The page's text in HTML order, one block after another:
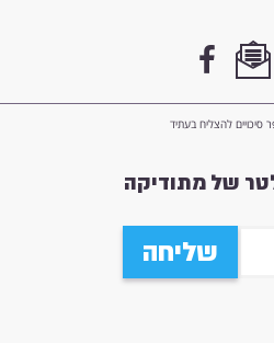
סיכויים להצליח בעתיד
של מתודיקה
שליחה